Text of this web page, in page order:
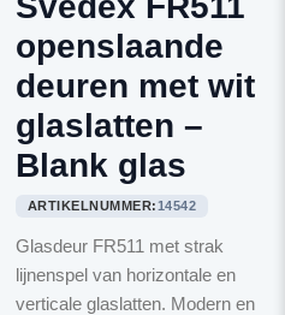
openslaande
deuren met wit
glaslatten –
Blank glas
ARTIKELNUMMER:14542
Glasdeur FR511 met strak
lijnenspel van horizontale en
verticale glaslatten. Modern en